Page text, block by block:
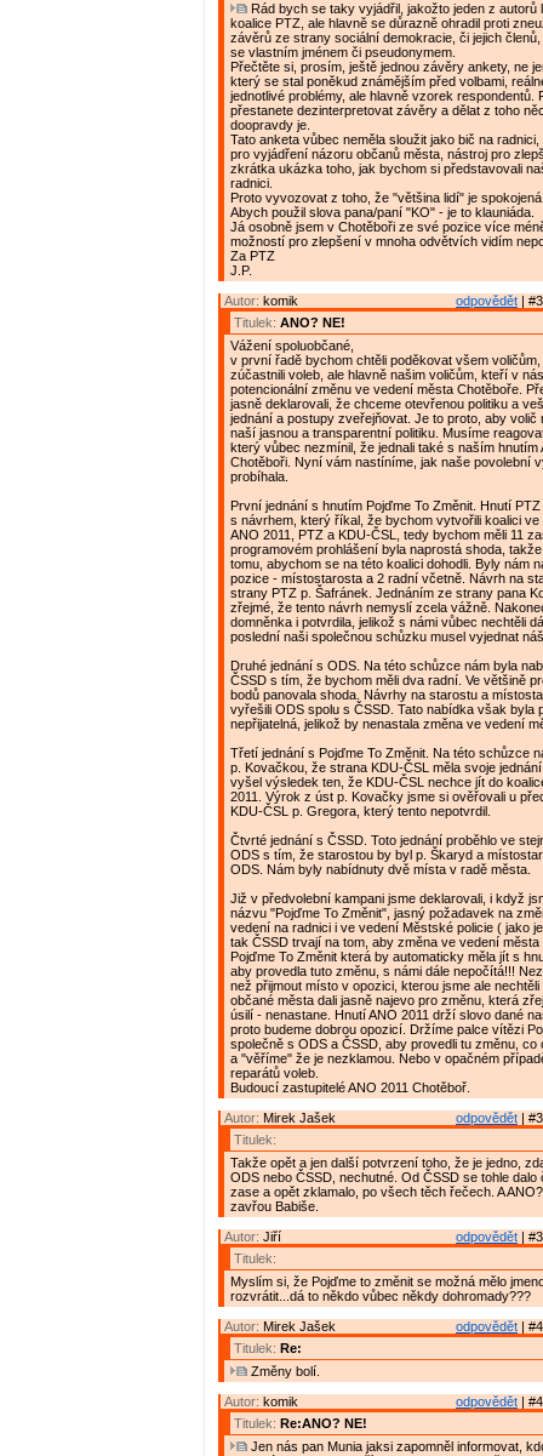
Rád bych se taky vyjádřil, jakožto jeden z autorů
koalice PTZ, ale hlavně se důrazně ohradil proti
závěrů ze strany sociální demokracie, či jejich
se vlastním jménem či pseudonymem.
Přečtěte si, prosím, ještě jednou závěry ankety, ne
který se stal poněkud známějším před volbami,
jednotlivé problémy, ale hlavně vzorek respondentů.
přestanete dezinterpretovat závěry a dělat z toho
doopravdy je.
Tato anketa vůbec neměla sloužit jako bič na
pro vyjádření názoru občanů města, nástroj pro
zkrátka ukázka toho, jak bychom si představovali
radnici.
Proto vyvozovat z toho, že "většina lidí" je
Abych použil slova pana/paní "KO" - je to klauniáda.
Já osobně jsem v Chotěboři ze své pozice více
možností pro zlepšení v mnoha odvětvích vidím
Za PTZ
J.P.
odpovědět |
Autor: komik
Titulek: ANO? NE!
Vážení spoluobčané,
v první řadě bychom chtěli poděkovat všem
zúčastnili voleb, ale hlavně našim voličům, kteří v
potencionální změnu ve vedení města Chotěboře.
jasně deklarovali, že chceme otevřenou politiku a
jednání a postupy zveřejňovat. Je to proto, aby volič
naší jasnou a transparentní politiku. Musíme
který vůbec nezmínil, že jednali také s naším hnutím
Chotěboři. Nyní vám nastíníme, jak naše povolební
probíhala.
První jednání s hnutím Pojďme To Změnit. Hnutí
s návrhem, který říkal, že bychom vytvořili koalici
ANO 2011, PTZ a KDU-ČSL, tedy bychom měli 11
programovém prohlášení byla naprostá shoda,
tomu, abychom se na této koalici dohodli. Byly nám
pozice - místostarosta a 2 radní včetně. Návrh na
strany PTZ p. Šafránek. Jednáním ze strany pana
zřejmé, že tento návrh nemyslí zcela vážně.
domněnka i potvrdila, jelikož s námi vůbec nechtěli
poslední naši společnou schůzku musel vyjednat
Druhé jednání s ODS. Na této schůzce nám byla
ČSSD s tím, že bychom měli dva radní. Ve většině
bodů panovala shoda. Návrhy na starostu a
vyřešili ODS spolu s ČSSD. Tato nabídka však byla
nepřijatelná, jelikož by nenastala změna ve vedení
Třetí jednání s Pojďme To Změnit. Na této schůzce
p. Kovačkou, že strana KDU-ČSL měla svoje
vyšel výsledek ten, že KDU-ČSL nechce jít do
2011. Výrok z úst p. Kovačky jsme si ověřovali u
KDU-ČSL p. Gregora, který tento nepotvrdil.
Čtvrté jednání s ČSSD. Toto jednání proběhlo ve
ODS s tím, že starostou by byl p. Škaryd a
ODS. Nám byly nabídnuty dvě místa v radě města.
Již v předvolební kampani jsme deklarovali, i když
názvu "Pojďme To Změnit", jasný požadavek na
vedení na radnici i ve vedení Městské policie ( jako
tak ČSSD trvají na tom, aby změna ve vedení města
Pojďme To Změnit která by automaticky měla jít s
aby provedla tuto změnu, s námi dále nepočítá!!!
než přijmout místo v opozici, kterou jsme ale
občané města dali jasně najevo pro změnu, která
úsilí - nenastane. Hnutí ANO 2011 drží slovo dané
proto budeme dobrou opozicí. Držíme palce vítězi
společně s ODS a ČSSD, aby provedli tu změnu, co
a "věříme" že je nezklamou. Nebo v opačném
reparátů voleb.
Budoucí zastupitelé ANO 2011 Chotěboř.
odpovědět |
Autor: Mirek Jašek
Titulek:
Takže opět a jen další potvrzení toho, že je jedno,
ODS nebo ČSSD, nechutné. Od ČSSD se tohle dalo
zase a opět zklamalo, po všech těch řečech. A
zavřou Babiše.
odpovědět |
Autor: Jiří
Titulek:
Myslím si, že Pojďme to změnit se možná mělo
rozvrátit...dá to někdo vůbec někdy dohromady???
odpovědět |
Autor: Mirek Jašek
Titulek: Re:
Změny bolí.
odpovědět |
Autor: komik
Titulek: Re:ANO? NE!
Jen nás pan Munia jaksi zapomněl informovat,